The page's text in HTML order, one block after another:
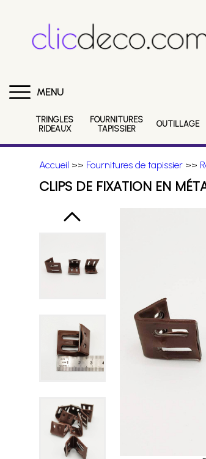
MENU
TRINGLES
RIDEAUX
FOURNITURES
TAPISSIER
OUTILLAGE
Accueil >> Fournitures de tapissier>>
CLIPS DE FIXATION EN